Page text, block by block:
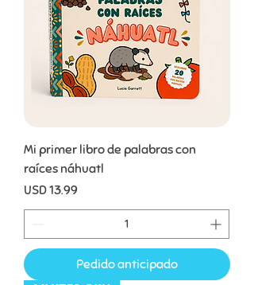
Mi primer libro de palabras con
raíces náhuatl
Precio
USD 13.99
Pedido anticipado